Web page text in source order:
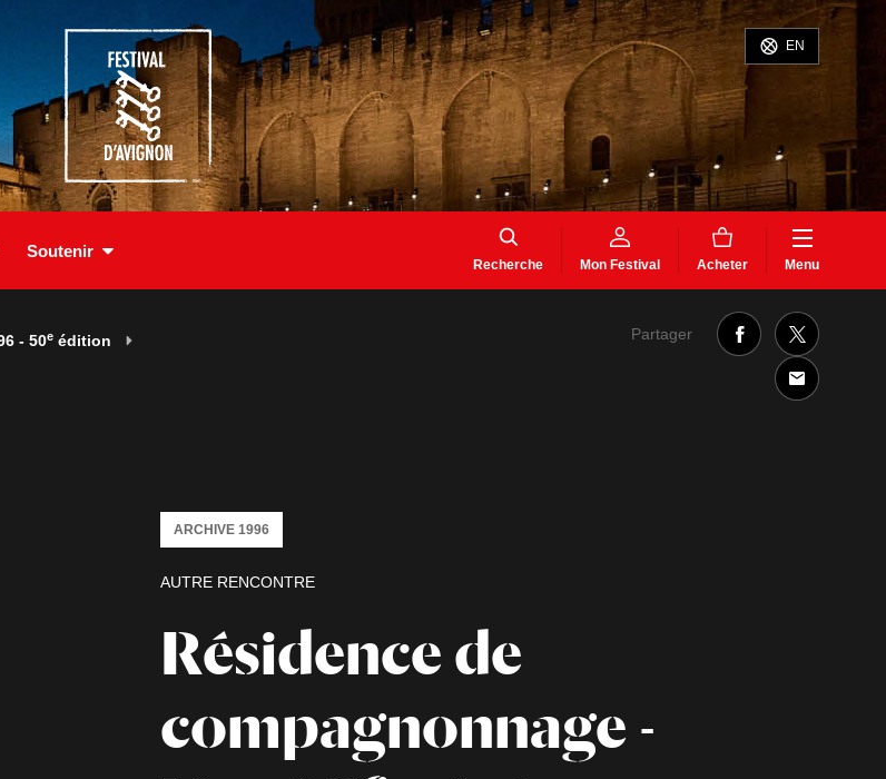
EN
Soutenir
Recherche Mon Festival Acheter Menu
- 50e édition
Partager
Résidence de
compagnonnage -
AUTRE RENCONTRE
ARCHIVE 1996